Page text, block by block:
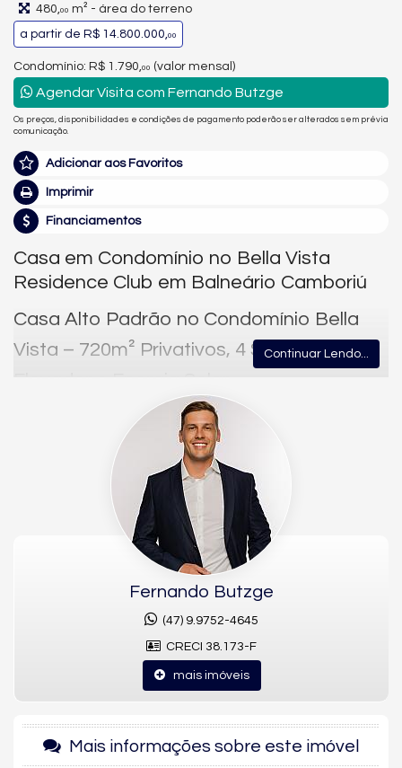
480,00 m² - área do terreno
a partir de R$ 14.800.000,00
Condomínio: R$ 1.790, 00 (valor mensal)
Agendar Visita com Fernando Butzge
Os preços, disponibilidades e condições de pagamento poderão ser alterados sem prévia
comunicação.
Adicionar aos Favoritos
Imprimir
Financiamentos
Casa em Condomínio no Bella Vista
Residence Club em Balneário Camboriú
Casa Alto Padrão no Condomínio Bella
Vista – 720m² Privativos, 4 Suítes,
Elevador e Energia Solar
casa de luxo em Balneário Camboriú
arquitetura contemporânea, tecnologia e total privacidade,
esta residência no
Balneário Camboriú
Localizada em um dos condomínios mais valorizados da
casa alto padrão com 720m²
impressiona pelo design moderno, integração
inteligente dos ambientes e alto nível de acabamento. Um
projeto pensado para quem valoriza conforto, sofisticação e
✨ Destaques da Residência
, com excelente iluminação natural
, incluindo lavabo
Adega climatizada
Continuar Lendo...
Fernando Butzge
(47) 9.9752-4645
CRECI 38.173-F
mais imóveis
Mais informações sobre este imóvel